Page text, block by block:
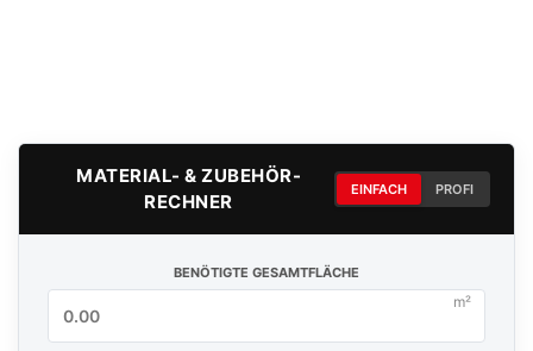
MATERIAL- & ZUBEHÖR-
RECHNER
EINFACH PROFI
BENÖTIGTE GESAMTFLÄCHE
m²